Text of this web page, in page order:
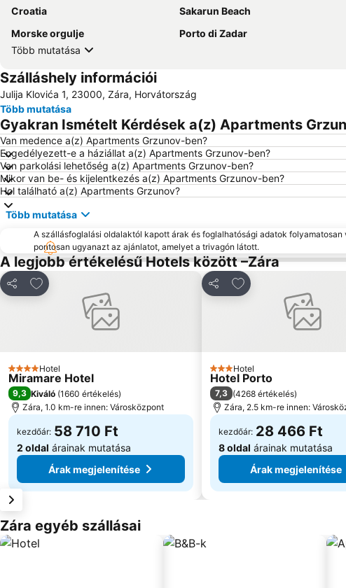
Croatia
Sakarun Beach
Morske orgulje
Porto di Zadar
Több mutatása
Szálláshely információi
Julija Klovića 1, 23000, Zára, Horvátország
Több mutatása
Gyakran Ismételt Kérdések a(z) Apartments
Van medence a(z) Apartments Grzunov-ben?
Engedélyezett-e a háziállat a(z) Apartments Grzunov-ben?
Van parkolási lehetőség a(z) Apartments Grzunov-ben?
Mikor van be- és kijelentkezés a(z) Apartments Grzunov-ben?
Hol található a(z) Apartments Grzunov?
Több mutatása
A szállásfoglalási oldalaktól kapott árak és foglalhatósági adatok
pontosan ugyanazt az ajánlatot, amelyet a trivagón látott.
A legjobb értékelésű Hotels között –Zára
Megosztás
Hozzáadás a kedvencekhez
4 Kategória
Hotel
Miramare Hotel
9,3 Kiváló (1660 értékelés)
Zára, 1.0 km-re innen: Városközpont
kezdőár: 58 710 Ft
2 oldal árainak mutatása
Árak megjelenítése
Megosztás
Hozzáadás a
3 Kategória
Hotel
Hotel Porto
7,3 (4268 értékelés)
Zára, 2.5 km-re innen:
kezdőár: 28 466 Ft
8 oldal árainak mutatása
Árak megjelenítése
Zára egyéb szállásai